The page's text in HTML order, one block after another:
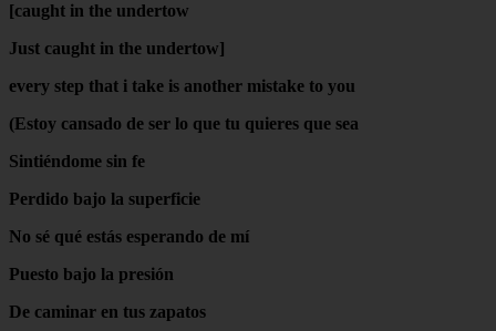
[caught in the undertow
Just caught in the undertow]
every step that i take is another mistake to you
(Estoy cansado de ser lo que tu quieres que sea
Sintiéndome sin fe
Perdido bajo la superficie
No sé qué estás esperando de mí
Puesto bajo la presión
De caminar en tus zapatos